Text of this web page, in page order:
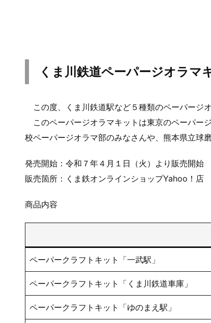
くま川鉄道ペーパージオラマ
この度、くま川鉄道駅など５種類のペーパージ
このペーパージオラマキットは東京のペーパー
校ペーパージオラマ部のみなさんや、熊本県立球
発売開始：令和７年４月１日（火）より販売開始
販売箇所：くま鉄オンラインショップYahoo！店
商品内容
ペーパークラフトキット「一武駅」
ペーパークラフトキット「くま川鉄道車庫」
ペーパークラフトキット「ゆのまえ駅」